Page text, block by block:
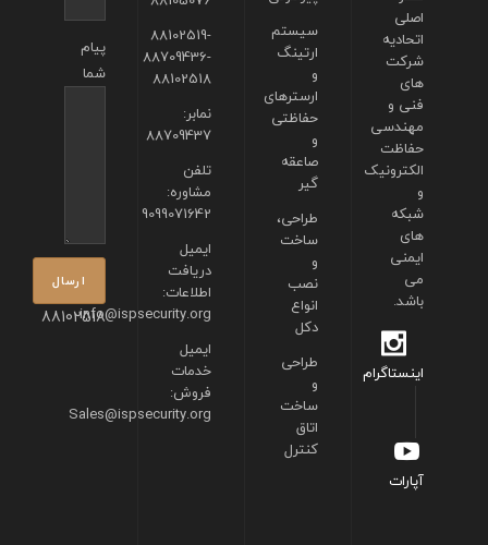
پیام
شما
88102518
88102519-
88709436-
88102518
نمابر:
88709437
تلفن
مشاوره:
9099071642
ایمیل
دریافت
اطلاعات:
info@ispsecurity.org
ایمیل
خدمات
فروش:
Sales@ispsecurity.org
سیستم
ارتینگ
و
ارسترهای
حفاظتی
و
صاعقه
گیر
طراحی،
ساخت
و
نصب
انواع
دکل
طراحی
و
ساخت
اتاق
کنترل
اصلی
اتحادیه
شرکت
های
فنی و
مهندسی
حفاظت
الکترونیک
و
شبکه
های
ایمنی
می
باشد.
اینستاگرام
آپارات